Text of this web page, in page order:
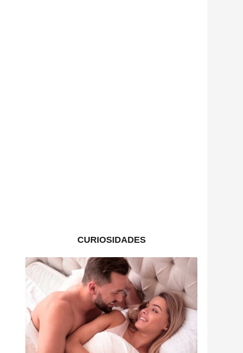
CURIOSIDADES